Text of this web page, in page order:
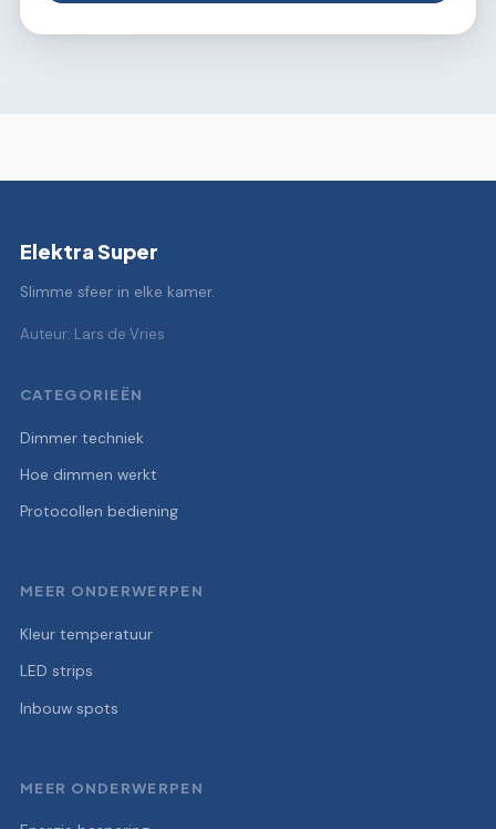
Elektra Super
Slimme sfeer in elke kamer.
Auteur: Lars de Vries
CATEGORIEËN
Dimmer techniek
Hoe dimmen werkt
Protocollen bediening
MEER ONDERWERPEN
Kleur temperatuur
LED strips
Inbouw spots
MEER ONDERWERPEN